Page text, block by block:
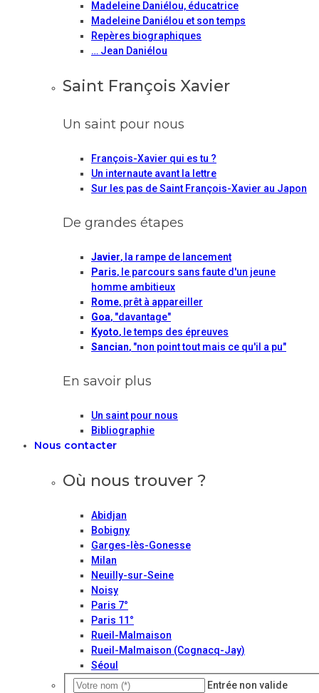
Madeleine Daniélou, éducatrice
Madeleine Daniélou et son temps
Repères biographiques
… Jean Daniélou
Saint François Xavier
Un saint pour nous
François-Xavier qui es tu ?
Un internaute avant la lettre
Sur les pas de Saint François-Xavier au Japon
De grandes étapes
Javier, la rampe de lancement
Paris, le parcours sans faute d'un jeune
homme ambitieux
Rome, prêt à appareiller
Goa, "davantage"
Kyoto, le temps des épreuves
Sancian, "non point tout mais ce qu'il a pu"
En savoir plus
Un saint pour nous
Bibliographie
Nous contacter
Où nous trouver ?
Abidjan
Bobigny
Garges-lès-Gonesse
Milan
Neuilly-sur-Seine
Noisy
Paris 7°
Paris 11°
Rueil-Malmaison
Rueil-Malmaison (Cognacq-Jay)
Séoul
Entrée non valide